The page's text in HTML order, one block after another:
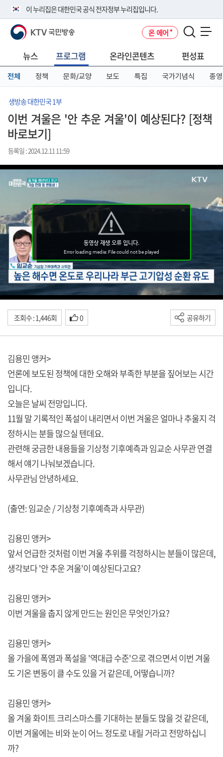
이 누리집은 대한민국 공식 전자정부 누리집입니다.
공식 누리집 주소 확인하기
니다.
이밖에 or.kr 또는 .kr등 다른 도메인 주소를 사용하고 있다면 아래 URL에
서 도메인 주소를 확인해 보세요
KTV 국민방송 온 에어
뉴스 프로그램 온라인콘텐츠 편성표
전체 정책 문화/교양 보도 특집 국가기념식 종영
생방송 대한민국 1부
이번 겨울은 '안 추운 겨울'이 예상된다? [정책
바로보기]
등록일 : 2024.12.11 11:59
조회수 : 1,446회 0 공유하기
김용민 앵커>
언론에 보도된 정책에 대한 오해와 부족한 부분을 짚어보는 시간
입니다.
오늘은 날씨 전망입니다.
11월 말 기록적인 폭설이 내리면서 이번 겨울은 얼마나 추울지 걱
정하시는 분들 많으실 텐데요.
관련해 궁금한 내용들을 기상청 기후예측과 임교순 사무관 연결
해서 얘기 나눠보겠습니다.
사무관님 안녕하세요.
(출연: 임교순 / 기상청 기후예측과 사무관)
김용민 앵커>
앞서 언급한 것처럼 이번 겨울 추위를 걱정하시는 분들이 많은데,
생각보다 '안 추운 겨울'이 예상된다고요?
김용민 앵커>
이번 겨울을 춥지 않게 만드는 원인은 무엇인가요?
김용민 앵커>
올 가을에 폭염과 폭설을 '역대급 수준'으로 겪으면서 이번 겨울
도 기온 변동이 클 수도 있을 거 같은데, 어떻습니까?
김용민 앵커>
올 겨울 화이트 크리스마스를 기대하는 분들도 많을 것 같은데,
이번 겨울에는 비와 눈이 어느 정도로 내릴 거라고 전망하십니
까?